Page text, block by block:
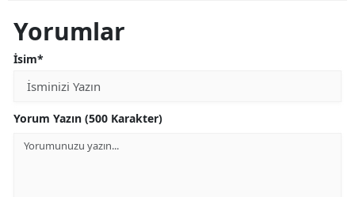
Yorumlar
İsim*
Yorum Yazın (500 Karakter)